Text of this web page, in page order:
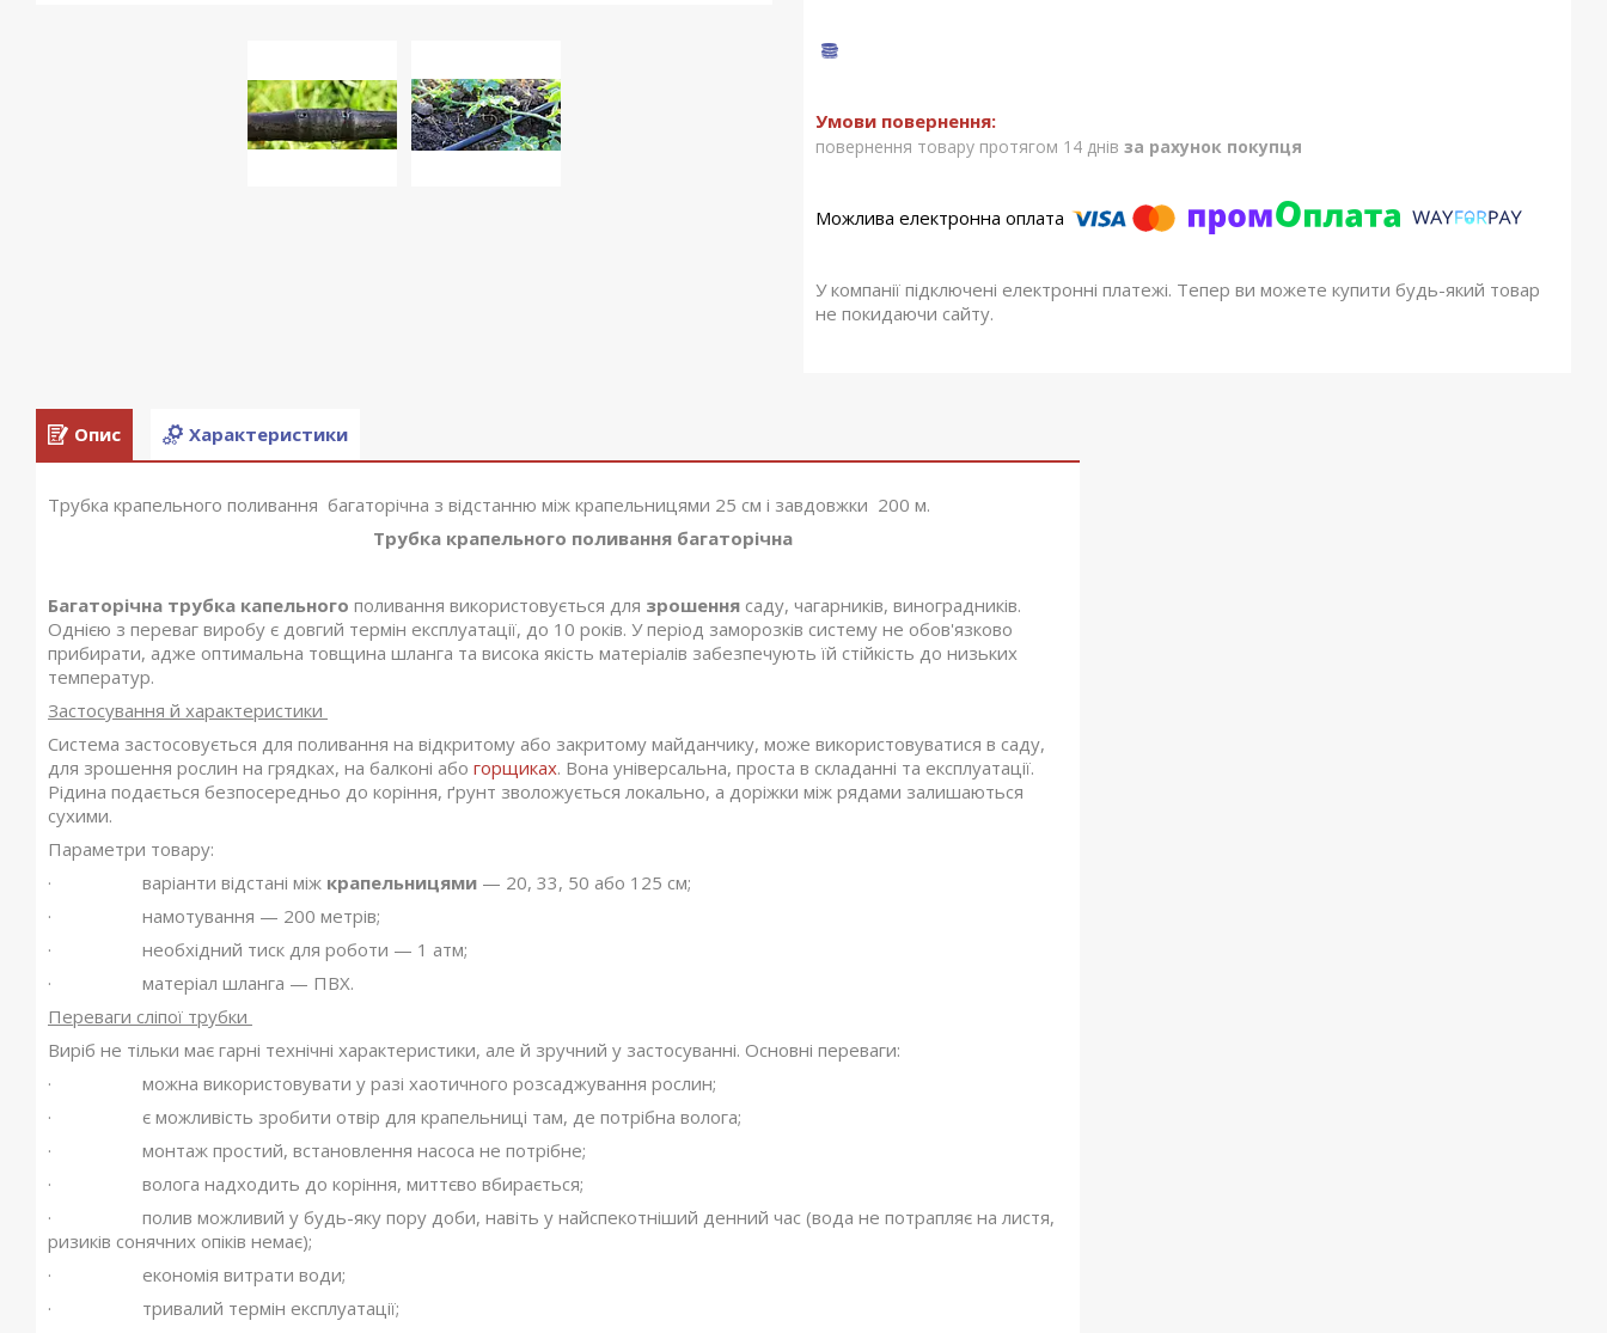
повернення товару протягом 14 днів за рахунок покупця
У компанії підключені електронні платежі. Тепер ви можете купити будь-який товар
не покидаючи сайту.
Опис Характеристики
Трубка крапельного поливання багаторічна з відстанню між крапельницями 25 см і завдовжки 200 м.
Трубка крапельного поливання багаторічна
Багаторічна трубка капельного поливання використовується для зрошення саду, чагарників, виноградників.
Однією з переваг виробу є довгий термін експлуатації, до 10 років. У період заморозків систему не обов'язково
прибирати, адже оптимальна товщина шланга та висока якість матеріалів забезпечують їй стійкість до низьких
температур.
Застосування й характеристики
Система застосовується для поливання на відкритому або закритому майданчику, може використовуватися в саду,
для зрошення рослин на грядках, на балконі або горщиках. Вона універсальна, проста в складанні та експлуатації.
Рідина подається безпосередньо до коріння, ґрунт зволожується локально, а доріжки між рядами залишаються
сухими.
Параметри товару:
· варіанти відстані між крапельницями — 20, 33, 50 або 125 см;
· намотування — 200 метрів;
· необхідний тиск для роботи — 1 атм;
· матеріал шланга — ПВХ.
Переваги сліпої трубки
Виріб не тільки має гарні технічні характеристики, але й зручний у застосуванні. Основні переваги:
· можна використовувати у разі хаотичного розсаджування рослин;
· є можливість зробити отвір для крапельниці там, де потрібна волога;
· монтаж простий, встановлення насоса не потрібне;
· волога надходить до коріння, миттєво вбирається;
· полив можливий у будь-яку пору доби, навіть у найспекотніший денний час (вода не потрапляє на листя,
ризиків сонячних опіків немає);
· економія витрати води;
· тривалий термін експлуатації;